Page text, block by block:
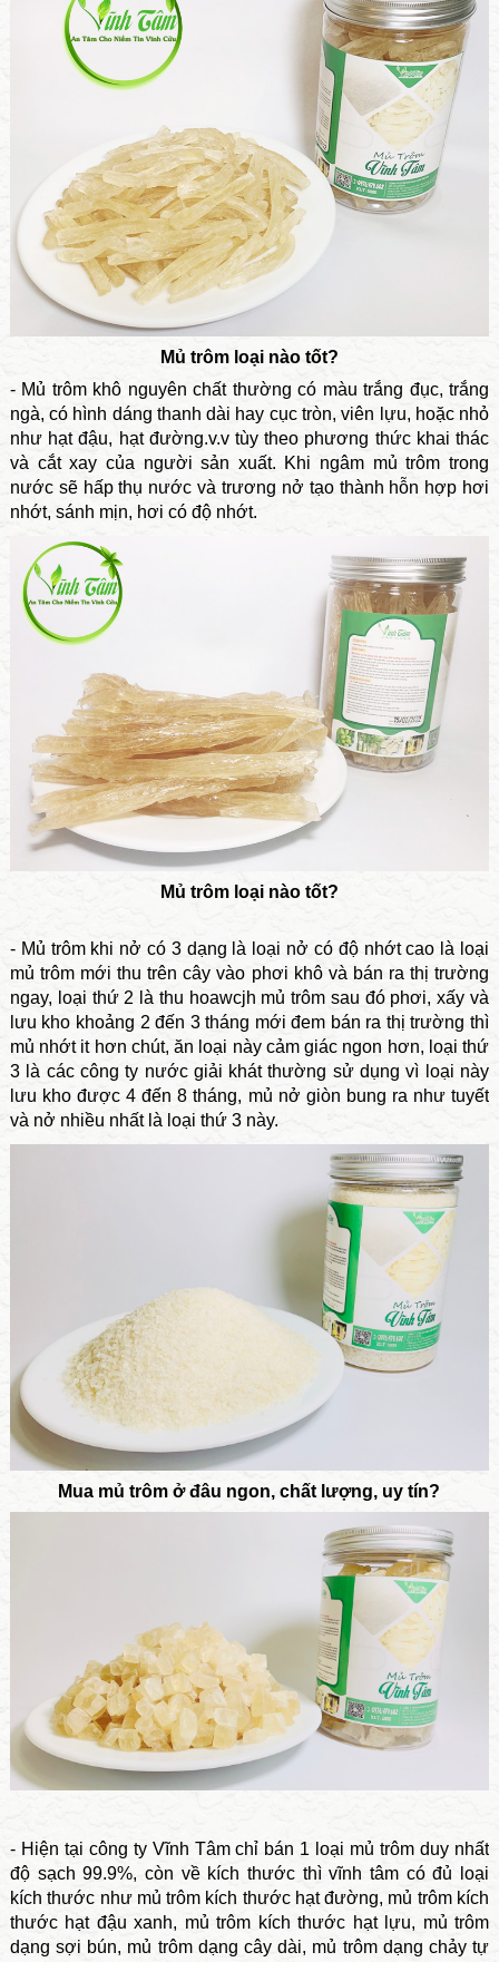
Mủ trôm loại nào tốt?
- Mủ trôm khô nguyên chất thường có màu trắng đục, trắng
ngà, có hình dáng thanh dài hay cục tròn, viên lựu, hoặc nhỏ
như hạt đậu, hạt đường.v.v tùy theo phương thức khai thác
và cắt xay của người sản xuất. Khi ngâm mủ trôm trong
nước sẽ hấp thụ nước và trương nở tạo thành hỗn hợp hơi
nhớt, sánh mịn, hơi có độ nhớt.
Mủ trôm loại nào tốt?
- Mủ trôm khi nở có 3 dạng là loại nở có độ nhớt cao là loại
mủ trôm mới thu trên cây vào phơi khô và bán ra thị trường
ngay, loại thứ 2 là thu hoawcjh mủ trôm sau đó phơi, xấy và
lưu kho khoảng 2 đến 3 tháng mới đem bán ra thị trường thì
mủ nhớt it hơn chút, ăn loại này cảm giác ngon hơn, loại thứ
3 là các công ty nước giải khát thường sử dụng vì loại này
lưu kho được 4 đến 8 tháng, mủ nở giòn bung ra như tuyết
và nở nhiều nhất là loại thứ 3 này.
Mua mủ trôm ở đâu ngon, chất lượng, uy tín?
- Hiện tại công ty Vĩnh Tâm chỉ bán 1 loại mủ trôm duy nhất
độ sạch 99.9%, còn về kích thước thì vĩnh tâm có đủ loại
kích thước như mủ trôm kích thước hạt đường, mủ trôm kích
thước hạt đậu xanh, mủ trôm kích thước hạt lựu, mủ trôm
dạng sợi bún, mủ trôm dạng cây dài, mủ trôm dạng chảy tự